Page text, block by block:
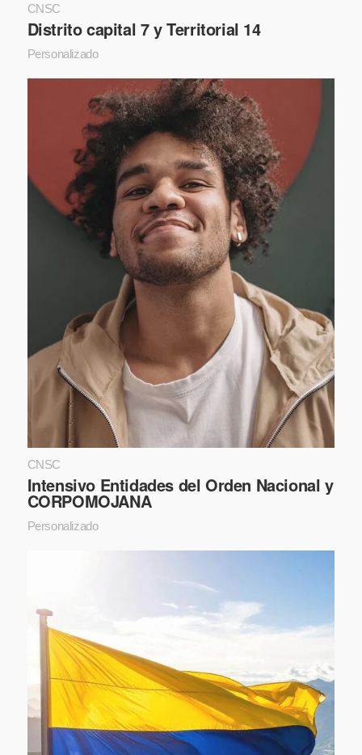
CNSC
Distrito capital 7 y Territorial 14
Personalizado
CNSC
Intensivo Entidades del Orden Nacional y
CORPOMOJANA
Personalizado